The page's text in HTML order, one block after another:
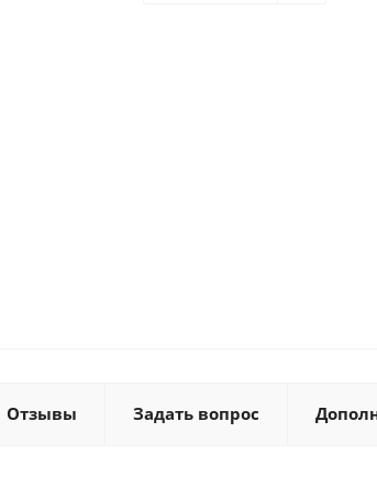
Отзывы Задать вопрос